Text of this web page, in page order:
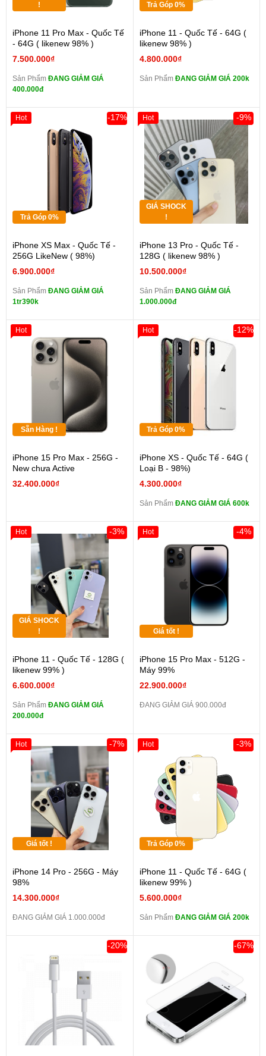
!
iPhone 11 Pro Max - Quốc Tế
- 64G ( likenew 98% )
7.500.000₫
Sản Phẩm ĐANG GIẢM GIÁ
400.000đ
Trả Góp 0%
iPhone 11 - Quốc Tế - 64G (
likenew 98% )
4.800.000₫
Sản Phẩm ĐANG GIẢM GIÁ 200k
Trả Góp 0%
iPhone XS Max - Quốc Tế -
256G LikeNew ( 98%)
6.900.000₫
-17%
Sản Phẩm ĐANG GIẢM GIÁ
1tr390k
Hot
GIÁ SHOCK
!
iPhone 13 Pro - Quốc Tế -
128G ( likenew 98% )
10.500.000₫
-9%
Sản Phẩm ĐANG GIẢM GIÁ
1.000.000đ
Hot
Sẵn Hàng !
iPhone 15 Pro Max - 256G -
New chưa Active
32.400.000₫
Hot
Trả Góp 0%
iPhone XS - Quốc Tế - 64G (
Loại B - 98%)
4.300.000₫
-12%
Sản Phẩm ĐANG GIẢM GIÁ 600k
Hot
GIÁ SHOCK
!
iPhone 11 - Quốc Tế - 128G (
likenew 99% )
6.600.000₫
-3%
Sản Phẩm ĐANG GIẢM GIÁ
200.000đ
Hot
Giá tốt !
iPhone 15 Pro Max - 512G -
Máy 99%
22.900.000₫
-4%
ĐANG GIẢM GIÁ 900.000đ
Hot
Giá tốt !
iPhone 14 Pro - 256G - Máy
98%
14.300.000₫
-7%
ĐANG GIẢM GIÁ 1.000.000đ
Hot
Trả Góp 0%
iPhone 11 - Quốc Tế - 64G (
likenew 99% )
5.600.000₫
-3%
Sản Phẩm ĐANG GIẢM GIÁ 200k
Hot
-20% -67%